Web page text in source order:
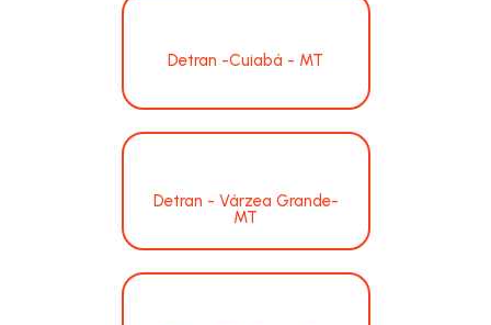
Detran -Cuiabá - MT
Detran - Várzea Grande-
MT